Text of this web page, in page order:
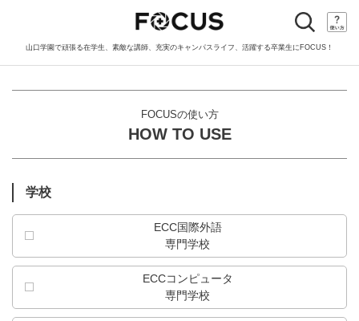
山口学園で頑張る在学生、素敵な講師、充実のキャンパスライフ、活躍する卒業生にFOCUS！
toggle
FOCUSの使い方
HOW TO USE
学校
ECC国際外語
専門学校
ECCコンピュータ
専門学校